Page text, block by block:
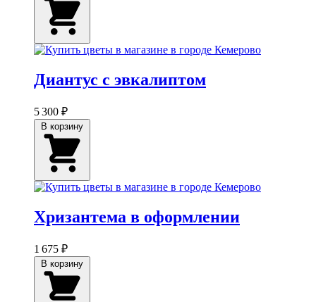
Диантус с эвкалиптом
5 300 ₽
Хризантема в оформлении
1 675 ₽